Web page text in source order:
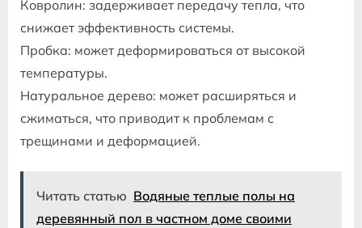
Ковролин: задерживает передачу тепла, что
снижает эффективность системы.
Пробка: может деформироваться от высокой
температуры.
Натуральное дерево: может расширяться и
сжиматься, что приводит к проблемам с
трещинами и деформацией.
Читать статью Водяные теплые полы на
деревянный пол в частном доме своими